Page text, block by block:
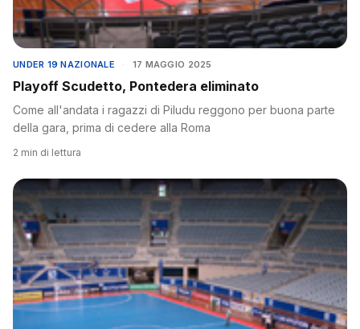
UNDER 19 NAZIONALE · 17 MAGGIO 2025
Playoff Scudetto, Pontedera eliminato
Come all'andata i ragazzi di Piludu reggono per buona parte
della gara, prima di cedere alla Roma
2 min di lettura